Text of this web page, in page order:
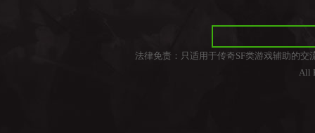
法律免责：只适用于传奇SF类游戏辅助的
All